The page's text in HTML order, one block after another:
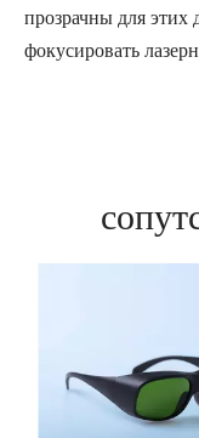
прозрачны для этих
фокусировать